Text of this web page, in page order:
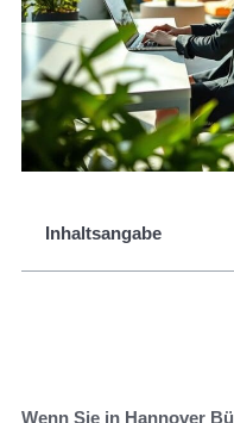
Inhaltsangabe
Wenn Sie in Hannover